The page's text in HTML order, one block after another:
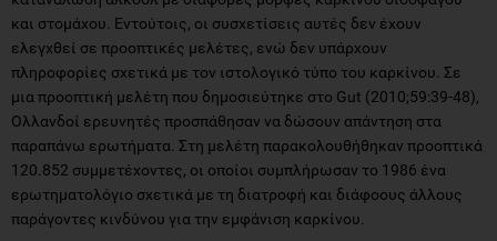
και στομάχου. Εντούτοις, οι συσχετίσεις αυτές δεν έχουν
ελεγχθεί σε προοπτικές μελέτες, ενώ δεν υπάρχουν
πληροφορίες σχετικά με τον ιστολογικό τύπο του καρκίνου. Σε
μια προοπτική μελέτη που δημοσιεύτηκε στο Gut (2010;59:39-48),
Ολλανδοί ερευνητές προσπάθησαν να δώσουν απάντηση στα
παραπάνω ερωτήματα. Στη μελέτη παρακολουθήθηκαν προοπτικά
120.852 συμμετέχοντες, οι οποίοι συμπλήρωσαν το 1986 ένα
ερωτηματολόγιο σχετικά με τη διατροφή και διάφοους άλλους
παράγοντες κινδύνου για την εμφάνιση καρκίνου.